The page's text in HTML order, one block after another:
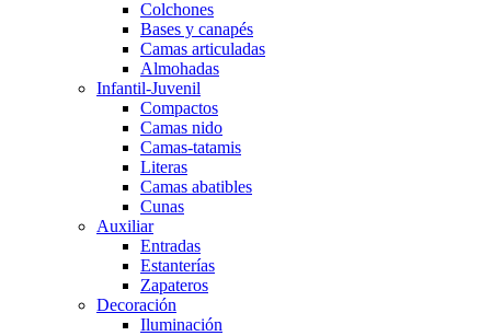
Colchones
Bases y canapés
Camas articuladas
Almohadas
Infantil-Juvenil
Compactos
Camas nido
Camas-tatamis
Literas
Camas abatibles
Cunas
Auxiliar
Entradas
Estanterías
Zapateros
Decoración
Iluminación